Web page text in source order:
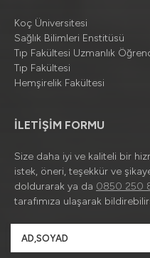
Koç Üniversitesi
Sağlık Bilimleri Enstitüsü
Tıp Fakültesi Uzmanlık
Tıp Fakültesi
Hemşirelik Fakültesi
İLETİŞİM FORMU
Size daha iyi ve kaliteli bir
istek, öneri, teşekkür ve
doldurarak ya da 0850 250
tarafımıza ulaşarak